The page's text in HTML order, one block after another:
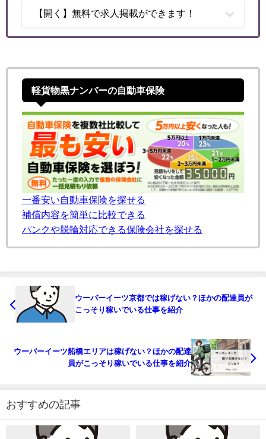
【開く】無料で求人掲載ができます！
軽貨物黒ナンバーの自動車保険
一番安い自動車保険を探せる
補償内容を簡単に比較できる
パンクや脱輪対応できる保険会社を探せる
ウーバーイーツ京都では稼げない？ほかの配達員が
こっそり稼いでいる仕事を紹介
ウーバーイーツ船橋エリアは稼げない？ほかの配達
員がこっそり稼いでいる仕事を紹介
おすすめの記事